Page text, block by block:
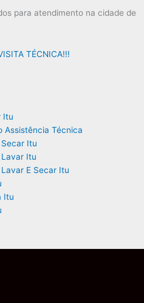
para atendimento na cidade de
TÉCNICA!!!
Itu
Assistência Técnica
Itu
Itu
E Secar Itu
Itu